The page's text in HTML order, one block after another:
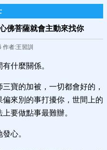
佛菩薩就會主動來找你
者:王習訓
什麼關係。
寶的加被，一切都會好的，
來別的事打擾你，世間上的
要做點事最難辦。
心。